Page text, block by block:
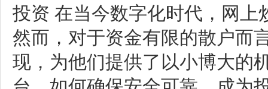
投资 在当今数字化时代，网
然而，对于资金有限的散户而
现，为他们提供了以小博大的